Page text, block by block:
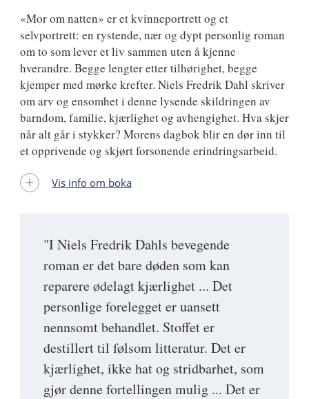
"I Niels Fredrik Dahls bevegende
roman er det bare døden som kan
reparere ødelagt kjærlighet ... Det
personlige forelegget er uansett
nennsomt behandlet. Stoffet er
destillert til følsom litteratur. Det er
kjærlighet, ikke hat og stridbarhet, som
gjør denne fortellingen mulig ... Det er
«Mor om natten» er et kvinneportrett og et
selvportrett: en rystende, nær og dypt personlig roman
om to som lever et liv sammen uten å kjenne
hverandre. Begge lengter etter tilhørighet, begge
kjemper med mørke krefter. Niels Fredrik Dahl skriver
om arv og ensomhet i denne lysende skildringen av
barndom, familie, kjærlighet og avhengighet. Hva skjer
når alt går i stykker? Morens dagbok blir en dør inn til
et opprivende og skjørt forsonende erindringsarbeid.
Vis info om boka